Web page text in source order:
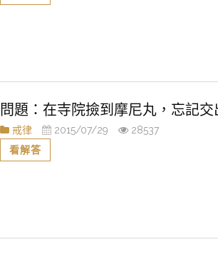
在寺院撿到摩尼丸，忘記
戒律 2015/07/29
28537
看解答